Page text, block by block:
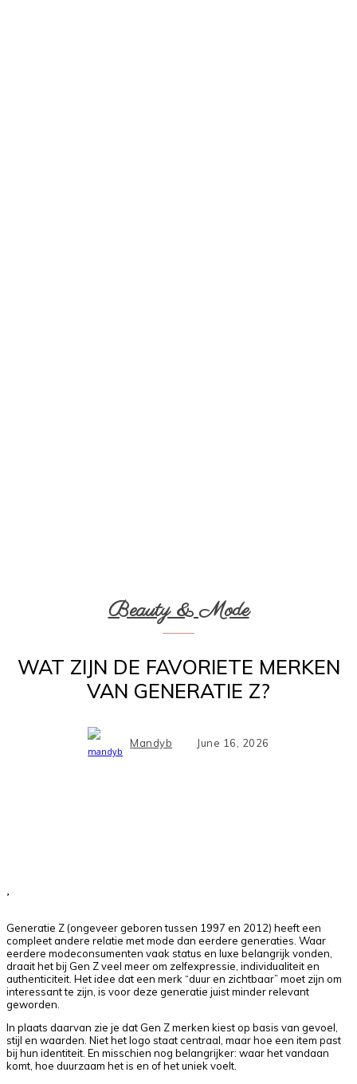
Beauty & Mode
WAT ZIJN DE FAVORIETE MERKEN
VAN GENERATIE Z?
Mandyb June 16, 2026
Generatie Z (ongeveer geboren tussen 1997 en 2012) heeft een
compleet andere relatie met mode dan eerdere generaties. Waar
eerdere modeconsumenten vaak status en luxe belangrijk vonden,
draait het bij Gen Z veel meer om zelfexpressie, individualiteit en
authenticiteit. Het idee dat een merk “duur en zichtbaar” moet zijn om
interessant te zijn, is voor deze generatie juist minder relevant
geworden.
In plaats daarvan zie je dat Gen Z merken kiest op basis van gevoel,
stijl en waarden. Niet het logo staat centraal, maar hoe een item past
bij hun identiteit. En misschien nog belangrijker: waar het vandaan
komt, hoe duurzaam het is en of het uniek voelt.